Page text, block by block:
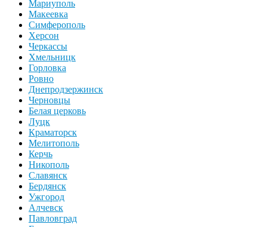
Мариуполь
Макеевка
Симферополь
Херсон
Черкассы
Хмельницк
Горловка
Ровно
Днепродзержинск
Черновцы
Белая церковь
Луцк
Краматорск
Мелитополь
Керчь
Никополь
Славянск
Бердянск
Ужгород
Алчевск
Павловград